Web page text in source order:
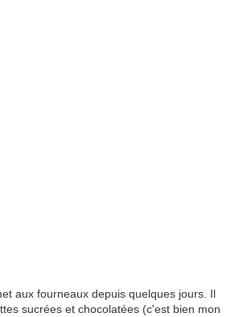
aux fourneaux depuis quelques jours. Il
sucrées et chocolatées (c'est bien mon